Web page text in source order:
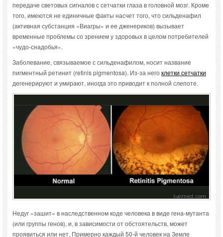
передаче световых сигналов с сетчатки глаза в головной мозг. Кроме
того, имеются не единичные факты насчет того, что сильденафил
(активная субстанция «Виагры» и ее дженериков) вызывает
временные проблемы со зрением у здоровых в целом потребителей
«чудо-снадобья».
Заболевание, связываемое с сильденафилом, носит название
пигментный ретинит (retinis pigmentosa). Из-за негоклетки сетчатки
дегенерируют и умирают, иногда это приводит к полной слепоте.
Недуг «зашит» в наследственном коде человека в виде гена-мутанта
(или группы генов), и, в зависимости от обстоятельств, может
проявиться или нет. Примерно каждый 50-й человек на Земле